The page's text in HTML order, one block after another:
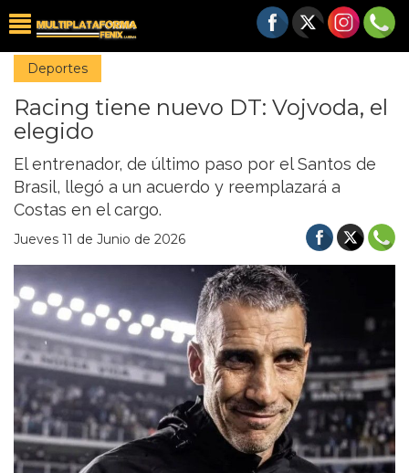
Deportes
Racing tiene nuevo DT: Vojvoda, el
elegido
El entrenador, de último paso por el Santos de
Brasil, llegó a un acuerdo y reemplazará a
Costas en el cargo.
Jueves 11 de Junio de 2026